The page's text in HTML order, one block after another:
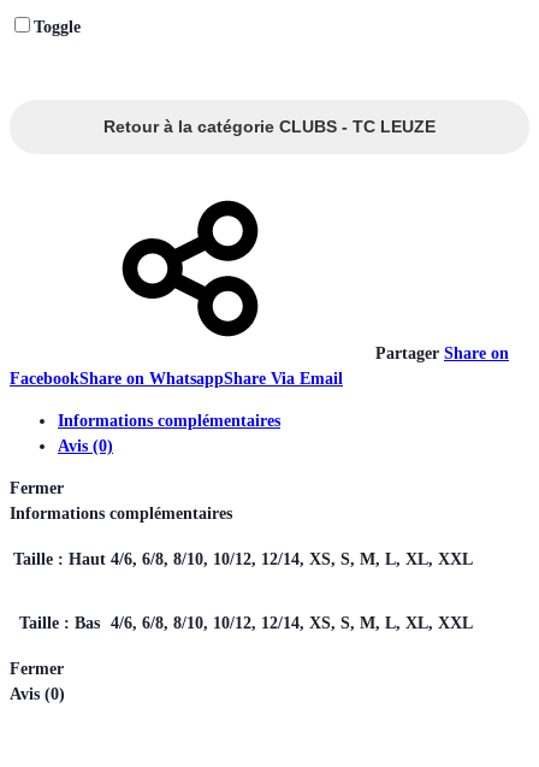
Toggle
Retour à la catégorie CLUBS - TC LEUZE
Partager Share on
FacebookShare on WhatsappShare Via Email
Informations complémentaires
Avis (0)
Fermer
Informations complémentaires
Taille : Haut 4/6, 6/8, 8/10, 10/12, 12/14, XS, S, M, L, XL, XXL
Taille : Bas 4/6, 6/8, 8/10, 10/12, 12/14, XS, S, M, L, XL, XXL
Fermer
Avis (0)